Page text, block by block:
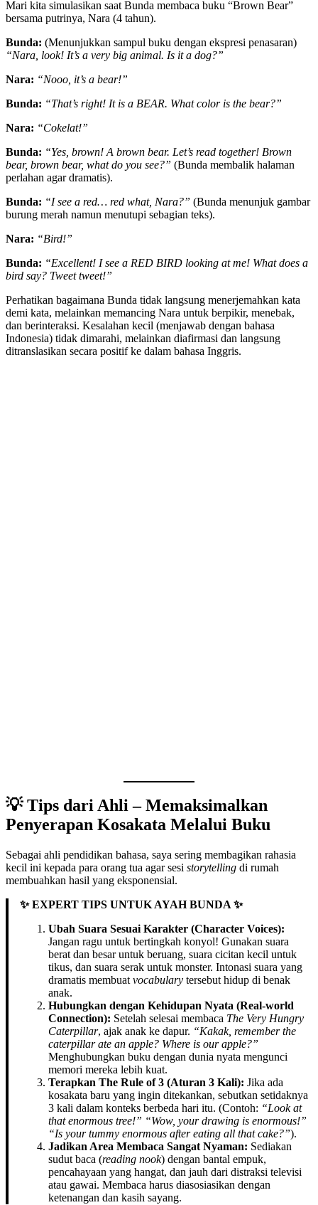
Mari kita simulasikan saat Bunda membaca buku “Brown Bear”
bersama putrinya, Nara (4 tahun).
Bunda: (Menunjukkan sampul buku dengan ekspresi penasaran)
“Nara, look! It’s a very big animal. Is it a dog?”
Nara: “Nooo, it’s a bear!”
Bunda: “That’s right! It is a BEAR. What color is the bear?”
Nara: “Cokelat!”
Bunda: “Yes, brown! A brown bear. Let’s read together! Brown
bear, brown bear, what do you see?” (Bunda membalik halaman
perlahan agar dramatis).
Bunda: “I see a red… red what, Nara?” (Bunda menunjuk gambar
burung merah namun menutupi sebagian teks).
Nara: “Bird!”
Bunda: “Excellent! I see a RED BIRD looking at me! What does a
bird say? Tweet tweet!”
Perhatikan bagaimana Bunda tidak langsung menerjemahkan kata
demi kata, melainkan memancing Nara untuk berpikir, menebak,
dan berinteraksi. Kesalahan kecil (menjawab dengan bahasa
Indonesia) tidak dimarahi, melainkan diafirmasi dan langsung
ditranslasikan secara positif ke dalam bahasa Inggris.
💡 Tips dari Ahli – Memaksimalkan
Penyerapan Kosakata Melalui Buku
Sebagai ahli pendidikan bahasa, saya sering membagikan rahasia
kecil ini kepada para orang tua agar sesi storytelling di rumah
membuahkan hasil yang eksponensial.
✨ EXPERT TIPS UNTUK AYAH BUNDA ✨
Ubah Suara Sesuai Karakter (Character Voices):
Jangan ragu untuk bertingkah konyol! Gunakan suara
berat dan besar untuk beruang, suara cicitan kecil untuk
tikus, dan suara serak untuk monster. Intonasi suara yang
dramatis membuat vocabulary tersebut hidup di benak
anak.
Hubungkan dengan Kehidupan Nyata (Real-world
Connection): Setelah selesai membaca The Very Hungry
Caterpillar, ajak anak ke dapur. “Kakak, remember the
caterpillar ate an apple? Where is our apple?”
Menghubungkan buku dengan dunia nyata mengunci
memori mereka lebih kuat.
Terapkan The Rule of 3 (Aturan 3 Kali): Jika ada
kosakata baru yang ingin ditekankan, sebutkan setidaknya
3 kali dalam konteks berbeda hari itu. (Contoh: “Look at
that enormous tree!” “Wow, your drawing is enormous!”
“Is your tummy enormous after eating all that cake?”).
Jadikan Area Membaca Sangat Nyaman: Sediakan
sudut baca (reading nook) dengan bantal empuk,
pencahayaan yang hangat, dan jauh dari distraksi televisi
atau gawai. Membaca harus diasosiasikan dengan
ketenangan dan kasih sayang.